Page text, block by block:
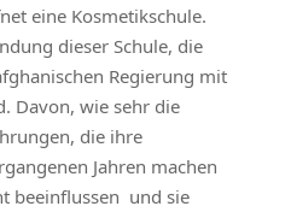
eine Kosmetikschule.
dieser Schule, die
Regierung mit
Davon, wie sehr die
die ihre
Jahren machen
 und sie